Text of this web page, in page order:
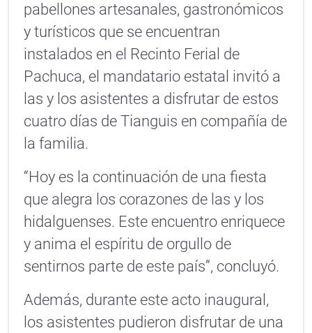
pabellones artesanales, gastronómicos
y turísticos que se encuentran
instalados en el Recinto Ferial de
Pachuca, el mandatario estatal invitó a
las y los asistentes a disfrutar de estos
cuatro días de Tianguis en compañía de
la familia.
“Hoy es la continuación de una fiesta
que alegra los corazones de las y los
hidalguenses. Este encuentro enriquece
y anima el espíritu de orgullo de
sentirnos parte de este país”, concluyó.
Además, durante este acto inaugural,
los asistentes pudieron disfrutar de una